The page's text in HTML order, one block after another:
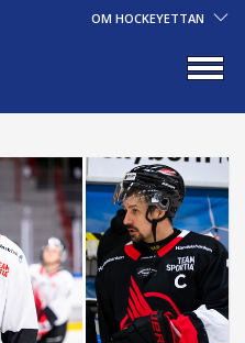
OM HOCKEYETTAN